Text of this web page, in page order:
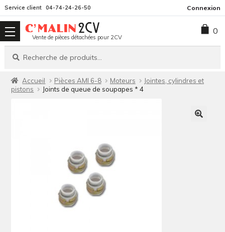
la
navigation
contenu
Service client 04-74-24-26-50 Connexion
Vente de pièces détachées pour 2CV
Recherche
Recherche
0
Accueil Pièces AMI 6-8 Moteurs
Jointes, cylindres et
pistons
Joints de queue de soupapes * 4